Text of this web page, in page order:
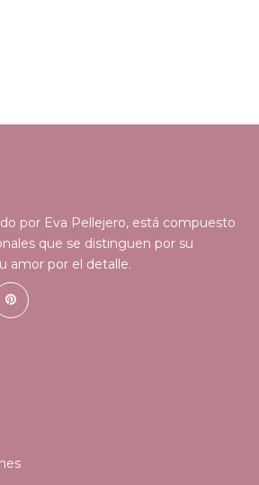
por Eva Pellejero, está compuesto
que se distinguen por su
amor por el detalle.